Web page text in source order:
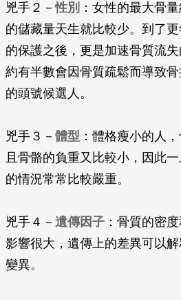
兇手２－性別 ：女性的最大骨
的儲藏量天生就比較少。到了
的保護之後，更是加速骨質流
約有半數會因骨質疏鬆而導致
的頭號候選人。
兇手３－ 體型 ：體格瘦小的人
且骨骼的負重又比較小，因此
的情況常常比較嚴重。
兇手４－ 遺傳因子 ：骨質的密
影響很大，遺傳上的差異可以
變異。